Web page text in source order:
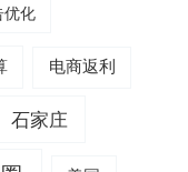
优化
电商返利
石家庄